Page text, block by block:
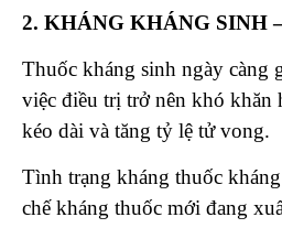
2. KHÁNG KHÁNG SINH
Thuốc kháng sinh ngày càng
việc điều trị trở nên khó khăn
kéo dài và tăng tỷ lệ tử vong.
Tình trạng kháng thuốc
chế kháng thuốc mới đang